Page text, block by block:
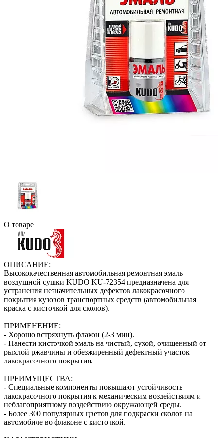
О товаре
ОПИСАНИЕ:
Высококачественная автомобильная ремонтная эмаль
воздушной сушки KUDO KU-72354 предназначена для
устранения незначительных дефектов лакокрасочного
покрытия кузовов транспортных средств (автомобильная
краска с кисточкой для сколов).
ПРИМЕНЕНИЕ:
- Хорошо встряхнуть флакон (2‑3 мин).
- Нанести кисточкой эмаль на чистый, сухой, очищенный от
рыхлой ржавчины и обезжиренный дефектный участок
лакокрасочного покрытия.
ПРЕИМУЩЕСТВА:
- Специальные компоненты повышают устойчивость
лакокрасочного покрытия к механическим воздействиям и
неблагоприятному воздействию окружающей среды.
- Более 300 популярных цветов для подкраски сколов на
автомобиле во флаконе с кисточкой.